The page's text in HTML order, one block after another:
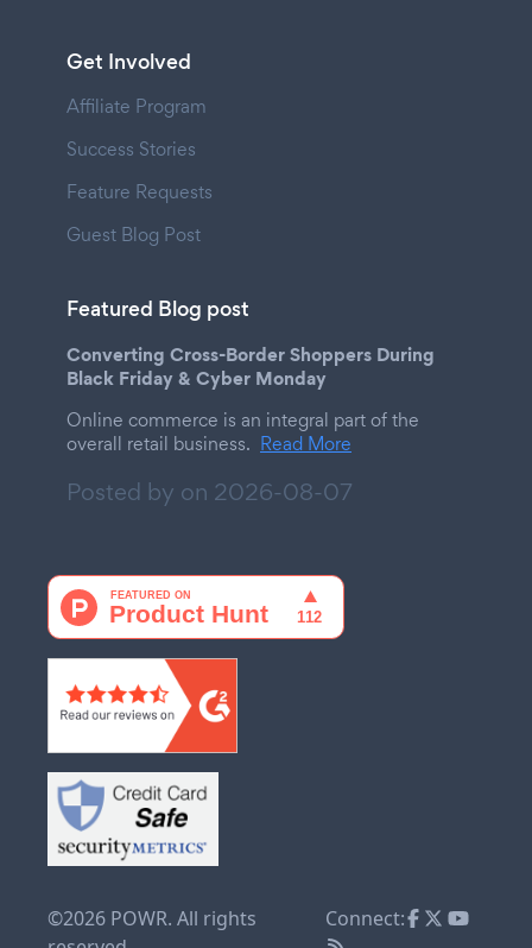
Get Involved
Affiliate Program
Success Stories
Feature Requests
Guest Blog Post
Featured Blog post
Converting Cross-Border Shoppers During
Black Friday & Cyber Monday
Online commerce is an integral part of the
overall retail business. Read More
Posted by on 2026-08-07
©2026 POWR. All rights
Connect: